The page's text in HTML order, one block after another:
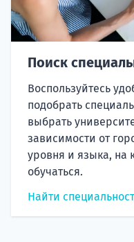
Поиск
Воспользуйтесь
подобрать
выбрать
зависимости от
уровня и языка, на
обучаться.
Найти